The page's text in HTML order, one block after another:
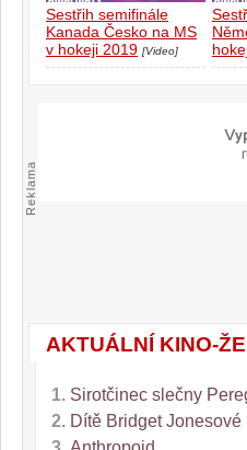
Sestřih semifinále
Kanada Česko na MS
v hokeji 2019 [Video]
Reklama
AKTUÁLNÍ KINO-
1. Sirotčinec slečny
2. Dítě Bridget Jonesové